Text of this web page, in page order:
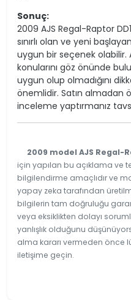
Sonuç:
2009 AJS Regal-Raptor
sınırlı olan ve yeni
uygun bir seçenek olabilir.
konularını göz önünde
uygun olup olmadığını
önemlidir. Satın almadan
inceleme yaptırmanız
2009 model AJS Regal-
için yapılan bu açıklama ve
bilgilendirme amaçlıdır ve
yapay zeka tarafından
bilgilerin tam doğruluğu
veya eksiklikten dolayı
yanlışlık olduğunu
alma kararı vermeden önce
iletişime geçin.